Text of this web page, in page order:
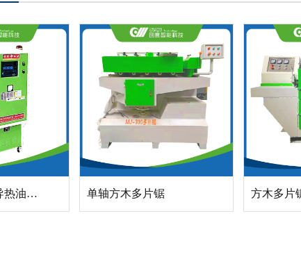
电导热油锅炉 导热油加热器 单轴方木多片锯 方木多片